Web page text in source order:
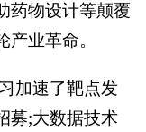
药物设计等颠覆
业革命。
加速了靶点发
募;大数据技术